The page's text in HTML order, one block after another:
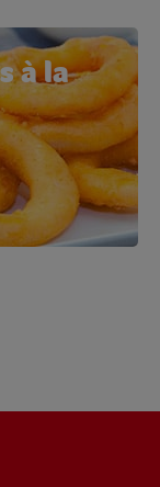
à la